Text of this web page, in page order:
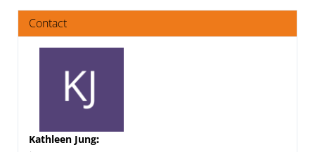
Contact
Kathleen Jung: